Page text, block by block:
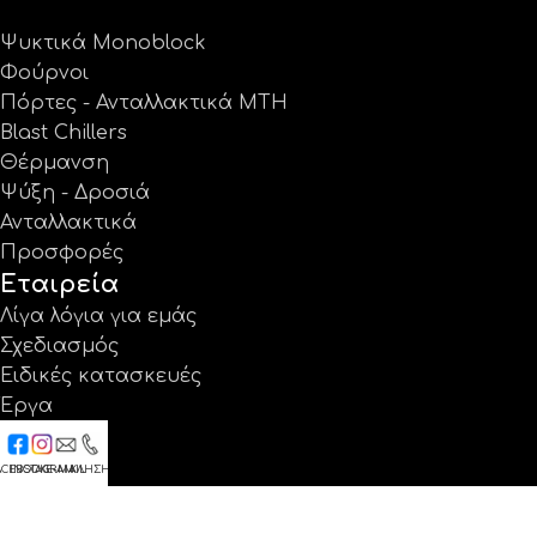
Ψυκτικά Monoblock
Φούρνοι
Πόρτες - Ανταλλακτικά MTH
Blast Chillers
Θέρμανση
Ψύξη - Δροσιά
Ανταλλακτικά
Προσφορές
Εταιρεία
Λίγα λόγια για εμάς
Σχεδιασμός
Ειδικές κατασκευές
Έργα
Κατάλογοι
Εγγύηση
INSTAGRAM
E-MAILΚΛΗΣΗ